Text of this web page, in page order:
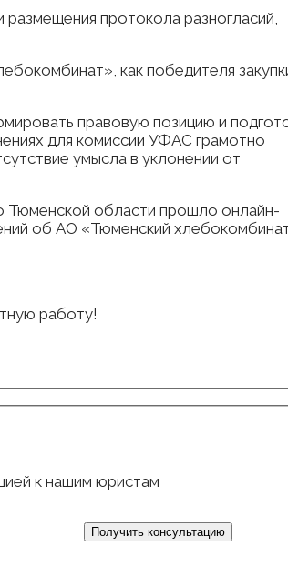
размещения протокола разногласий,
как победителя
правовую позицию и
для комиссии УФАС грамотно
умысла в уклонении от
Тюменской области прошло онлайн-
об АО «Тюменский
работу!
к нашим юристам